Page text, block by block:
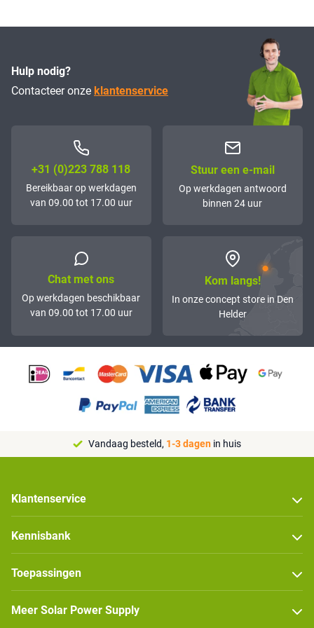
Hulp nodig?
Contacteer onze klantenservice
+31 (0)223 788 118
Bereikbaar op werkdagen
van 09.00 tot 17.00 uur
Stuur een e-mail
Op werkdagen antwoord
binnen 24 uur
Chat met ons
Op werkdagen beschikbaar
van 09.00 tot 17.00 uur
Kom langs!
In onze concept store in Den
Helder
Vandaag besteld, 1-3 dagen in huis
Klantenservice
Kennisbank
Toepassingen
Meer Solar Power Supply